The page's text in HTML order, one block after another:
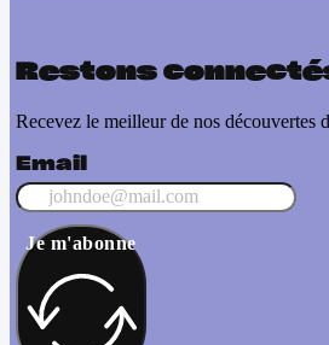
Restons
Recevez le meilleur de nos découvertes
Email
Je m'abonne